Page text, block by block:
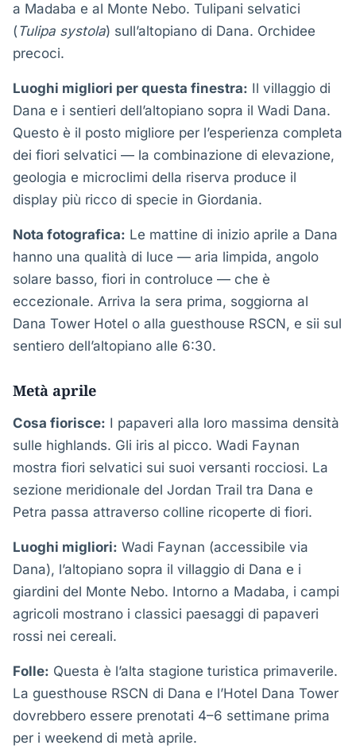
a Madaba e al Monte Nebo. Tulipani selvatici
(Tulipa systola) sull’altopiano di Dana. Orchidee
precoci.
Luoghi migliori per questa finestra: Il villaggio di
Dana e i sentieri dell’altopiano sopra il Wadi Dana.
Questo è il posto migliore per l’esperienza completa
dei fiori selvatici — la combinazione di elevazione,
geologia e microclimi della riserva produce il
display più ricco di specie in Giordania.
Nota fotografica: Le mattine di inizio aprile a Dana
hanno una qualità di luce — aria limpida, angolo
solare basso, fiori in controluce — che è
eccezionale. Arriva la sera prima, soggiorna al
Dana Tower Hotel o alla guesthouse RSCN, e sii sul
sentiero dell’altopiano alle 6:30.
Metà aprile
Cosa fiorisce: I papaveri alla loro massima densità
sulle highlands. Gli iris al picco. Wadi Faynan
mostra fiori selvatici sui suoi versanti rocciosi. La
sezione meridionale del Jordan Trail tra Dana e
Petra passa attraverso colline ricoperte di fiori.
Luoghi migliori: Wadi Faynan (accessibile via
Dana), l’altopiano sopra il villaggio di Dana e i
giardini del Monte Nebo. Intorno a Madaba, i campi
agricoli mostrano i classici paesaggi di papaveri
rossi nei cereali.
Folle: Questa è l’alta stagione turistica primaverile.
La guesthouse RSCN di Dana e l’Hotel Dana Tower
dovrebbero essere prenotati 4–6 settimane prima
per i weekend di metà aprile.